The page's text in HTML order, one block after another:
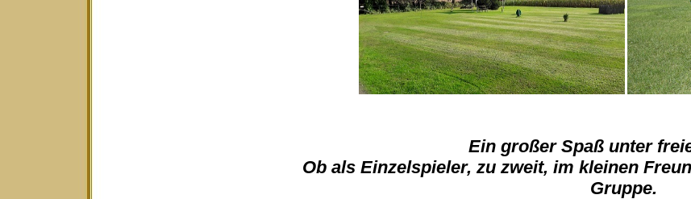
Ein großer Spaß unter
Ob als Einzelspieler, zu zweit, im kleinen
Gruppe.